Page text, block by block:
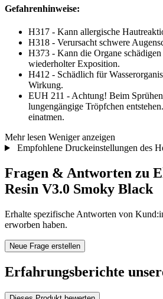
Gefahrenhinweise:
H317 - Kann allergische
H318 - Verursacht schwere
H373 - Kann die Organe
wiederholter Exposition.
H412 - Schädlich für
Wirkung.
EUH 211 - Achtung! Beim
lungengängige Tröpfchen
einatmen.
Mehr lesen Weniger anzeigen
Empfohlene Druckeinstellungen des
Fragen & Antworten zu
Resin V3.0 Smoky Black
Erhalte spezifische Antworten von
erworben haben.
Neue Frage erstellen
Erfahrungsberichte